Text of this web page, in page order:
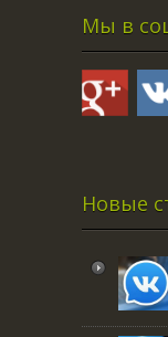
Мы в
Новые